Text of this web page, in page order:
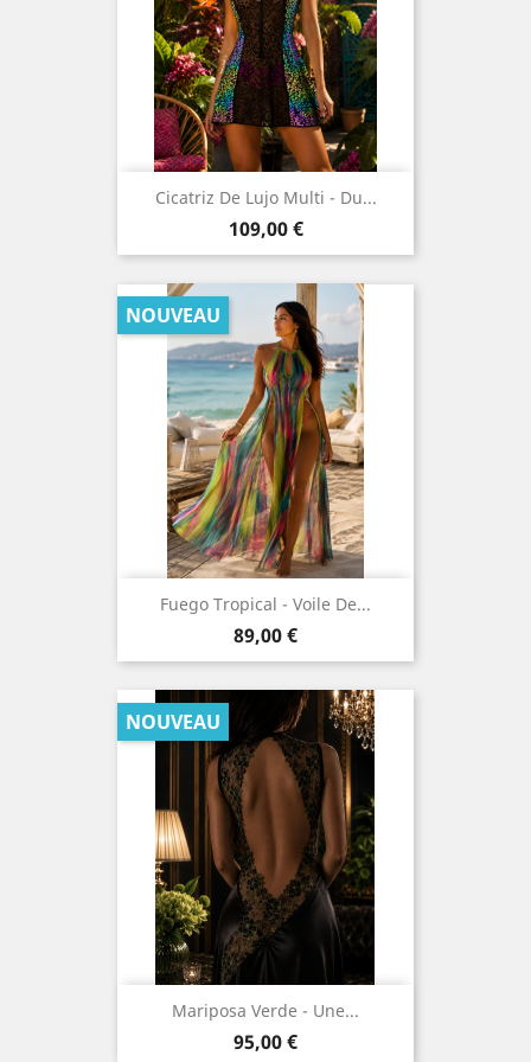
Cicatriz De Lujo Multi - Du...
Prix
109,00 €
Fuego Tropical - Voile De...
Prix
89,00 €
Mariposa Verde - Une...
Prix
95,00 €